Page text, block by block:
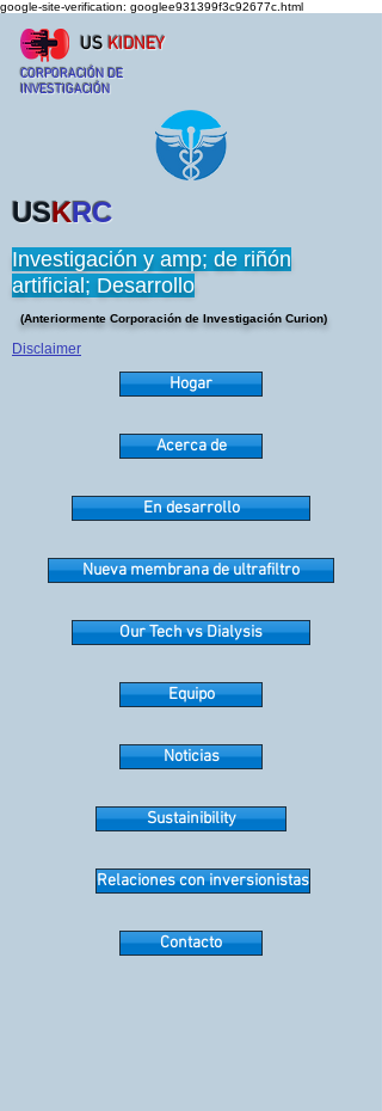
google-site-verification: googlee931399f3c92677c.html
US KIDNEY
CORPORACIÓN DE
INVESTIGACIÓN
(Anteriormente Corporación de Investigación Curion)
USKRC
Investigación y amp; de riñón
artificial; Desarrollo
Disclaimer
Hogar
Acerca de
En desarrollo
Nueva membrana de ultrafiltro
Our Tech vs Dialysis
Equipo
Noticias
Sustainibility
Relaciones con inversionistas
Contacto